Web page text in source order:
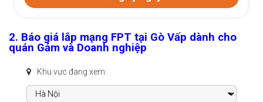
2. Báo giá lắp mạng FPT tại Gò Vấp dành cho
quán Gảm và Doanh nghiệp
Khu vực đang xem: